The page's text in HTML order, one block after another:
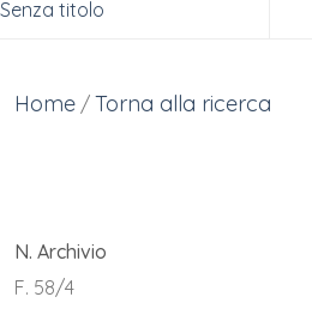
Senza titolo
Home / Torna alla ricerca
N. Archivio
F. 58/4